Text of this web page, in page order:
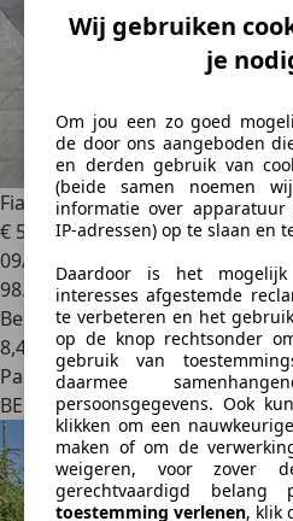
Fiat Fiorino1.4i
€ 5.000
09/2019
98.000 km
Benzine
8,4 l/100 km (comb.)
Particulier
BE 1050Ixelles
Wij gebruiken
je
Om jou een zo goed
de door ons aangeboden
en derden gebruik van
(beide samen noemen
informatie over apparatuur
IP-adressen) op te slaan en
Daardoor is het
interesses afgestemde
te verbeteren en het
op de knop rechtsonder
gebruik van
daarmee
persoonsgegevens. Ook
klikken om een
maken of om de
weigeren, voor zover
gerechtvaardigd
toestemming verlenen, klik